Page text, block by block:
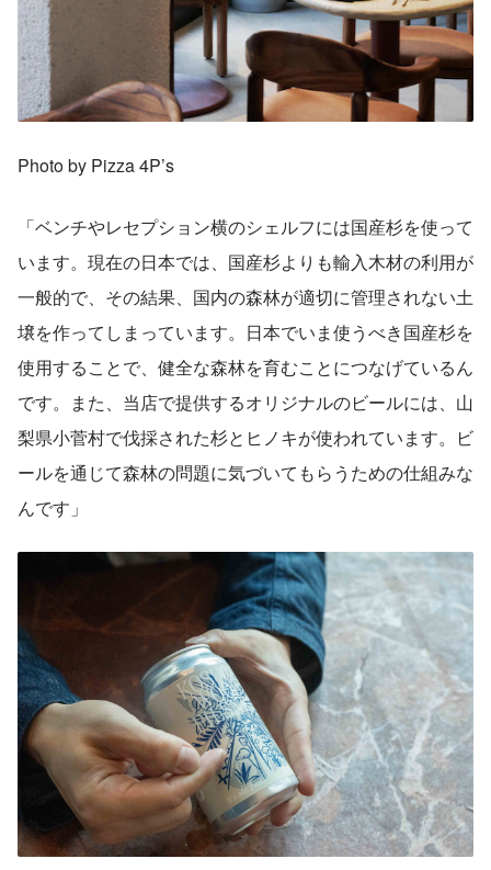
Photo by Pizza 4P’s
「ベンチやレセプション横のシェルフには国産杉を使って
います。現在の日本では、国産杉よりも輸入木材の利用が
一般的で、その結果、国内の森林が適切に管理されない土
壌を作ってしまっています。日本でいま使うべき国産杉を
使用することで、健全な森林を育むことにつなげているん
です。また、当店で提供するオリジナルのビールには、山
梨県小菅村で伐採された杉とヒノキが使われています。ビ
ールを通じて森林の問題に気づいてもらうための仕組みな
んです」